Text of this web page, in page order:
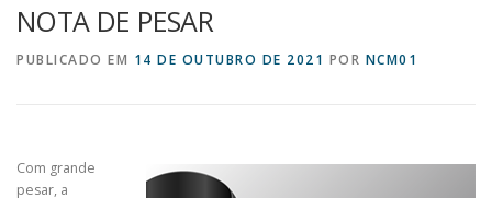
NOTA DE PESAR
PUBLICADO EM 14 DE OUTUBRO DE 2021 POR NCM01
Com grande
pesar, a